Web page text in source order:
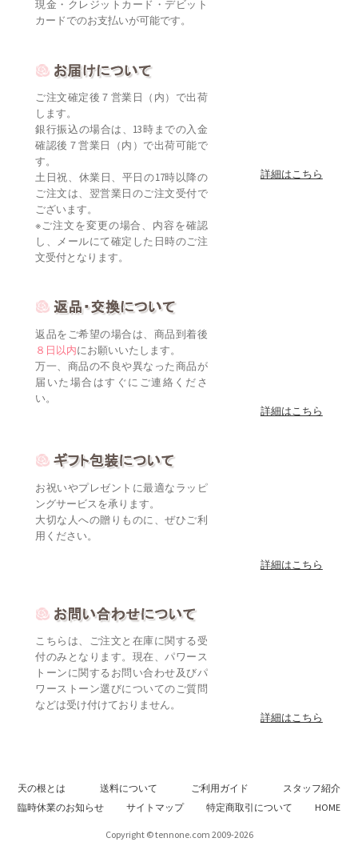
現金・クレジットカード・デビット
カードでのお支払いが可能です。
ご注文確定後７営業日（内）で出荷
します。
銀行振込の場合は、13時までの入金
確認後７営業日（内）で出荷可能で
す。
土日祝、休業日、平日の17時以降の
ご注文は、翌営業日のご注文受付で
ございます。
※ご注文を変更の場合、内容を確認
し、メールにて確定した日時のご注
文受付となります。
詳細はこちら
返品をご希望の場合は、商品到着後
８日以内にお願いいたします。
万一、商品の不良や異なった商品が
届いた場合はすぐにご連絡くださ
い。
詳細はこちら
お祝いやプレゼントに最適なラッピ
ングサービスを承ります。
大切な人への贈りものに、ぜひご利
用ください。
詳細はこちら
こちらは、ご注文と在庫に関する受
付のみとなります。現在、パワース
トーンに関するお問い合わせ及びパ
ワーストーン選びについてのご質問
などは受け付けておりません。
詳細はこちら
天の根とは 送料について ご利用ガイド
スタッフ紹介
臨時休業のお知らせ
サイトマップ 特定商取引について HOME
Copyright © tennone.com 2009-2026